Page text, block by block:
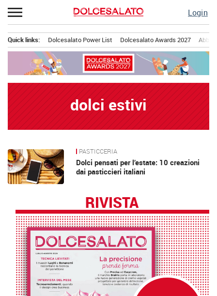
Passa
al
Login
principale
Quick links: Dolcesalato Power List Dolcesalato Awards 2027
dolci estivi
News PASTICCERIA
Dolci pensati per l’estate: 10 creazioni
dai pasticcieri italiani
RIVISTA